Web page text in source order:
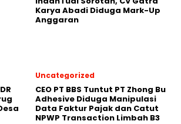
Karya Abadi Diduga Mark-Up
Anggaran
Uncategorized
CEO PT BBS Tuntut PT Zhong Bu
Adhesive Diduga Manipulasi
Data Faktur Pajak dan Catut
NPWP Transaction Limbah B3